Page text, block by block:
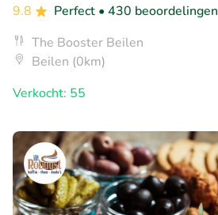
9.8
Perfect • 430 beoordelingen
The Booster Beilen
Beilen (0km)
Verkocht: 55